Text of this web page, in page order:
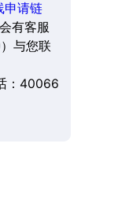
申请链
有客服
与您联
：40066